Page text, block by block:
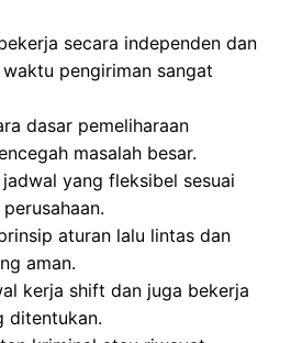
secara independen dan
pengiriman sangat
dasar pemeliharaan
masalah besar.
yang fleksibel sesuai
aturan lalu lintas dan
aman.
kerja shift dan juga bekerja
ditentukan.